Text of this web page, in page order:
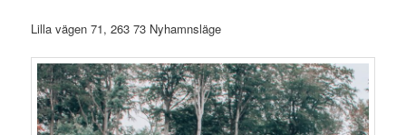
Lilla vägen 71, 263 73 Nyhamnsläge